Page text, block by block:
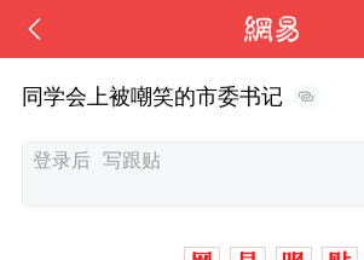
同学会上被嘲笑的市委书记